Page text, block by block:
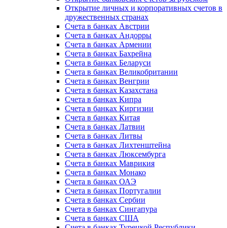
Открытие личных и корпоративных счетов в
дружественных странах
Счета в банках Австрии
Счета в банках Андорры
Счета в банках Армении
Счета в банках Бахрейна
Счета в банках Беларуси
Счета в банках Великобритании
Счета в банках Венгрии
Счета в банках Казахстана
Счета в банках Кипра
Счета в банках Киргизии
Счета в банках Китая
Счета в банках Латвии
Счета в банках Литвы
Счета в банках Лихтенштейна
Счета в банках Люксембурга
Счета в банках Маврикия
Счета в банках Монако
Счета в банках ОАЭ
Счета в банках Португалии
Счета в банках Сербии
Счета в банках Сингапура
Счета в банках США